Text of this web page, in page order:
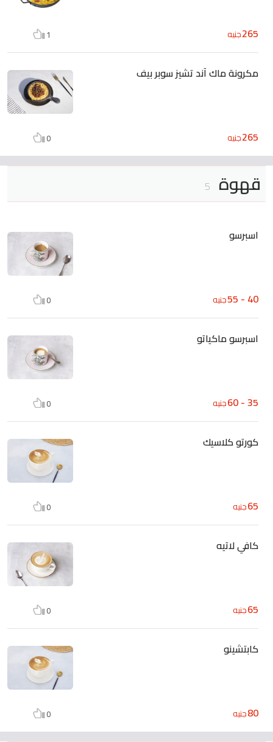
265جنيه 1
مكرونة ماك آند تشيز سوبر بيف
265جنيه 0
قهوة 5
اسبرسو
40 - 55 جنيه 0
اسبرسو ماكياتو
35 - 60 جنيه 0
كورتو كلاسيك
65جنيه 0
كافي لاتيه
65جنيه 0
كابتشينو
80جنيه 0